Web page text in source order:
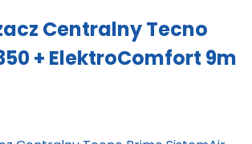
Centralny Tecno
+ ElektroComfort 9m